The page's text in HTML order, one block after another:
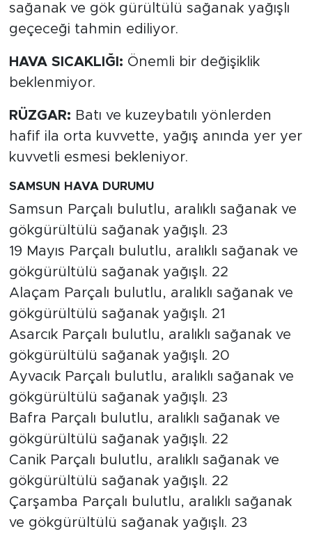
sağanak ve gök gürültülü sağanak yağışlı
geçeceği tahmin ediliyor.
HAVA SICAKLIĞI: Önemli bir değişiklik
beklenmiyor.
RÜZGAR: Batı ve kuzeybatılı yönlerden
hafif ila orta kuvvette, yağış anında yer yer
kuvvetli esmesi bekleniyor.
SAMSUN HAVA DURUMU
Samsun Parçalı bulutlu, aralıklı sağanak ve
gökgürültülü sağanak yağışlı. 23
19 Mayıs Parçalı bulutlu, aralıklı sağanak ve
gökgürültülü sağanak yağışlı. 22
Alaçam Parçalı bulutlu, aralıklı sağanak ve
gökgürültülü sağanak yağışlı. 21
Asarcık Parçalı bulutlu, aralıklı sağanak ve
gökgürültülü sağanak yağışlı. 20
Ayvacık Parçalı bulutlu, aralıklı sağanak ve
gökgürültülü sağanak yağışlı. 23
Bafra Parçalı bulutlu, aralıklı sağanak ve
gökgürültülü sağanak yağışlı. 22
Canik Parçalı bulutlu, aralıklı sağanak ve
gökgürültülü sağanak yağışlı. 22
Çarşamba Parçalı bulutlu, aralıklı sağanak
ve gökgürültülü sağanak yağışlı. 23